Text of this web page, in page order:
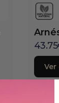
43.75